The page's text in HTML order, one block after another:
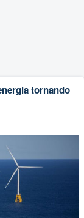
tornando